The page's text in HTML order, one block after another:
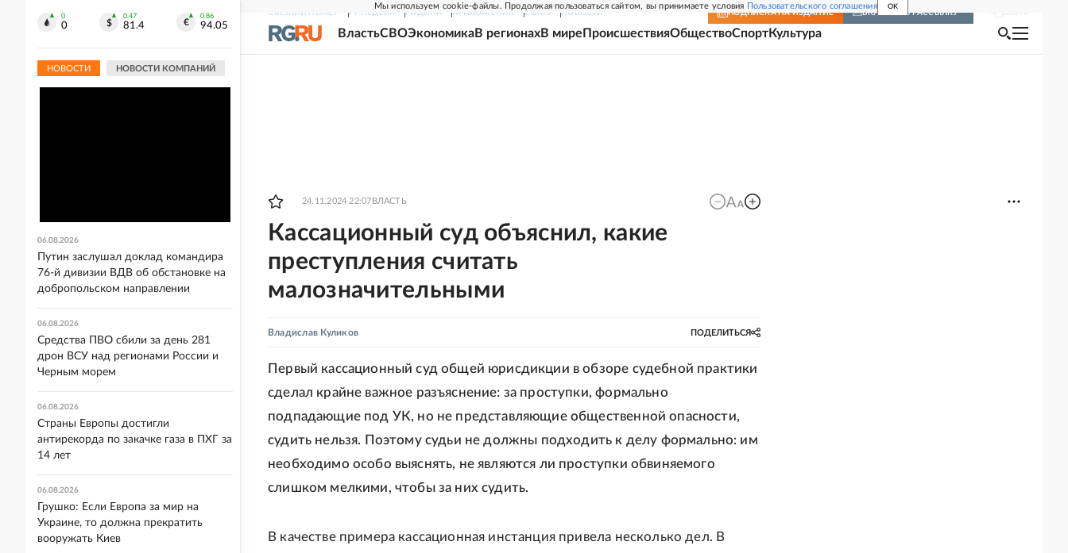
Мы используем cookie-файлы. Продолжая пользоваться сайтом, вы принимаете условия Пользовательского соглашения OK
СВЕЖИЙ НОМЕР РГ-НЕДЕЛЯ РОДИНА ПРИЛОЖЕНИЯ СОЮЗ НОВОСТИ ПОДПИСКА НА ИЗДАНИЕ ВКЛЮЧИТЬ РАССЫЛКУ
ВластьСВОЭкономикаВ регионахВ мире ПроисшествияОбществоСпортКультура
24.11.2024 22:07 ВЛАСТЬ
Кассационный суд объяснил, какие
преступления считать
малозначительными
Владислав Куликов ПОДЕЛИТЬСЯ
Первый кассационный суд общей юрисдикции в обзоре судебной практики
сделал крайне важное разъяснение: за проступки, формально
подпадающие под УК, но не представляющие общественной опасности,
судить нельзя. Поэтому судьи не должны подходить к делу формально: им
необходимо особо выяснять, не являются ли проступки обвиняемого
слишком мелкими, чтобы за них судить.
В качестве примера кассационная инстанция привела несколько дел. В
0
0
0.47
81.4
0.86
94.05
НОВОСТИ НОВОСТИ КОМПАНИЙ
06.08.2026
Путин заслушал доклад командира
76-й дивизии ВДВ об обстановке на
добропольском направлении
06.08.2026
Средства ПВО сбили за день 281
дрон ВСУ над регионами России и
Черным морем
06.08.2026
Страны Европы достигли
антирекорда по закачке газа в ПХГ за
14 лет
06.08.2026
Грушко: Если Европа за мир на
Украине, то должна прекратить
вооружать Киев